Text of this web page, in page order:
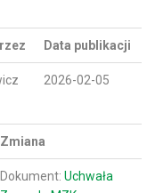
Data publikacji
2026-02-05
Zmiana
Dokument: Uchwała